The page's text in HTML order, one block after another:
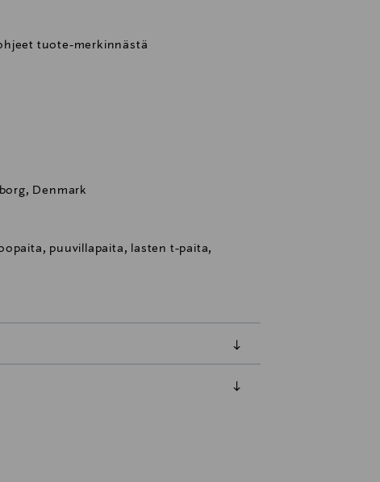
tuote-merkinnästä
Denmark
puuvillapaita, lasten t-paita,